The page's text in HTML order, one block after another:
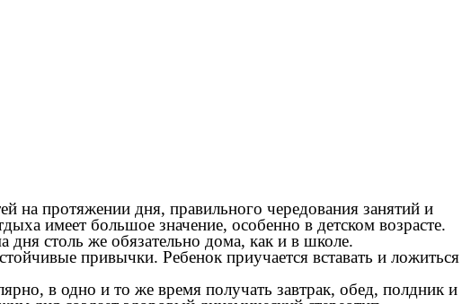
на протяжении дня, правильного чередования занятий и
имеет большое значение, особенно в детском возрасте.
столь же обязательно дома, как и в школе.
привычки. Ребенок приучается вставать и ложиться
в одно и то же время получать завтрак, обед, полдник и